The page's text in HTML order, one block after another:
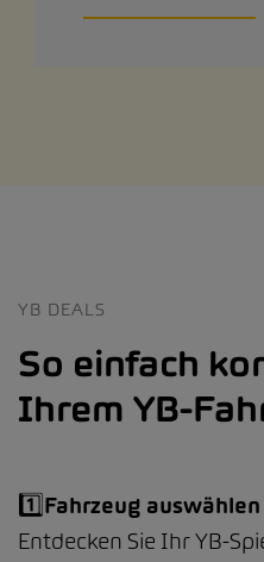
YB DEALS
So einfach
Ihrem YB-
1️⃣Fahrzeug auswählen
Entdecken Sie Ihr YB-